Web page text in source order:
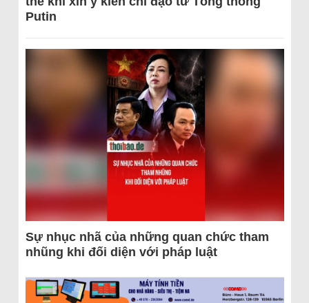
Putin
Sự nhục nhã của những quan chức tham
nhũng khi đối diện với pháp luật